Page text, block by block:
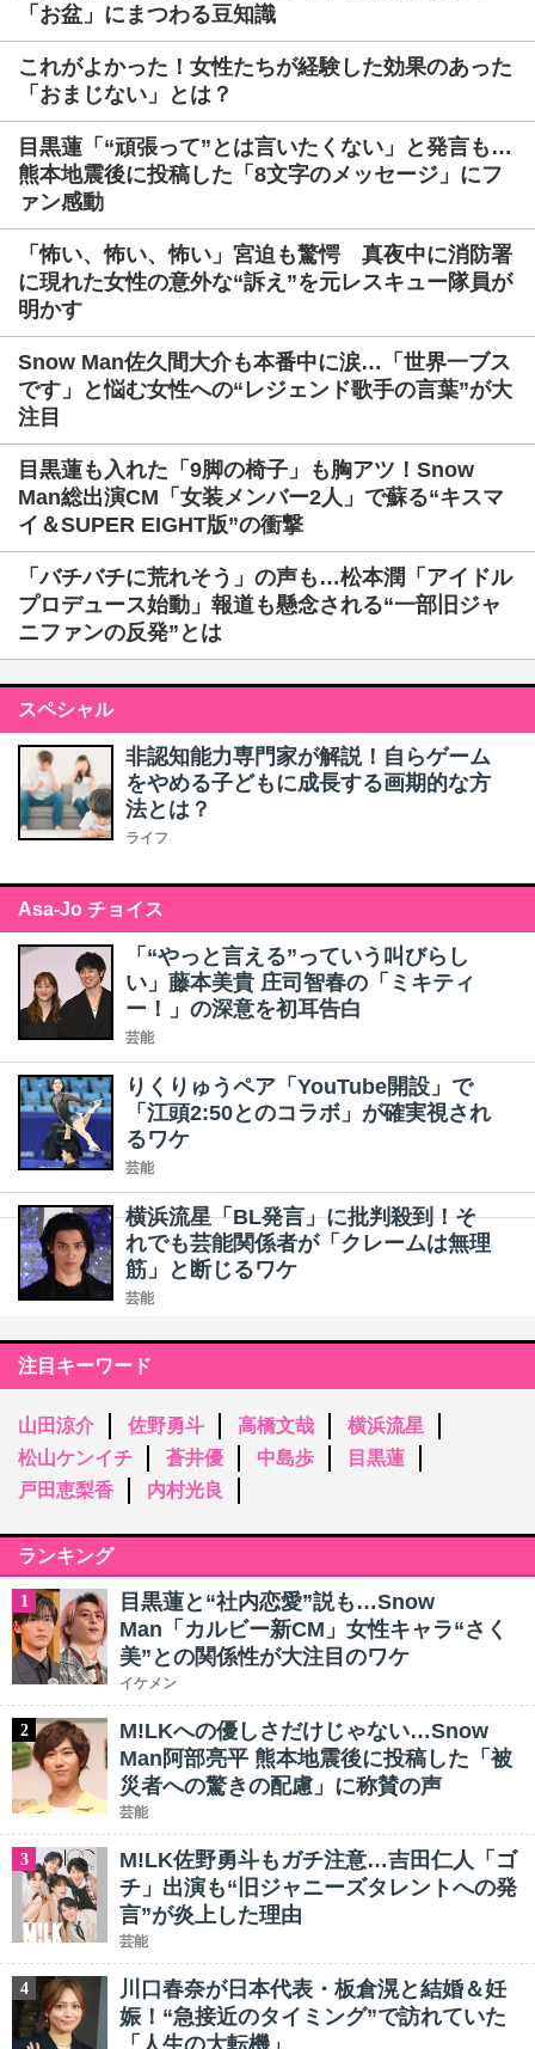
「お盆」にまつわる豆知識
これがよかった！女性たちが経験した効果のあった
「おまじない」とは？
目黒蓮「“頑張って”とは言いたくない」と発言も…
熊本地震後に投稿した「8文字のメッセージ」にフ
ァン感動
「怖い、怖い、怖い」宮迫も驚愕 真夜中に消防署
に現れた女性の意外な“訴え”を元レスキュー隊員が
明かす
Snow Man佐久間大介も本番中に涙…「世界一ブス
です」と悩む女性への“レジェンド歌手の言葉”が大
注目
目黒蓮も入れた「9脚の椅子」も胸アツ！Snow
Man総出演CM「女装メンバー2人」で蘇る“キスマ
イ＆SUPER EIGHT版”の衝撃
「バチバチに荒れそう」の声も…松本潤「アイドル
プロデュース始動」報道も懸念される“一部旧ジャ
ニファンの反発”とは
スペシャル
非認知能力専門家が解説！自らゲーム
をやめる子どもに成長する画期的な方
法とは？
ライフ
Asa-Jo チョイス
「“やっと言える”っていう叫びらし
い」藤本美貴 庄司智春の「ミキティ
ー！」の深意を初耳告白
芸能
りくりゅうペア「YouTube開設」で
「江頭2:50とのコラボ」が確実視され
るワケ
芸能
横浜流星「BL発言」に批判殺到！そ
れでも芸能関係者が「クレームは無理
筋」と断じるワケ
芸能
注目キーワード
山田涼介 佐野勇斗 高橋文哉
横浜流星
松山ケンイチ
蒼井優 中島歩
目黒蓮
戸田恵梨香
内村光良
ランキング
1
目黒蓮と“社内恋愛”説も…Snow
Man「カルビー新CM」女性キャラ“さく
美”との関係性が大注目のワケ
イケメン
2
M!LKへの優しさだけじゃない…Snow
Man阿部亮平 熊本地震後に投稿した「被
災者への驚きの配慮」に称賛の声
芸能
3
M!LK佐野勇斗もガチ注意…吉田仁人「ゴ
チ」出演も“旧ジャニーズタレントへの発
言”が炎上した理由
芸能
4
川口春奈が日本代表・板倉滉と結婚＆妊
娠！“急接近のタイミング”で訪れていた
「人生の大転機」